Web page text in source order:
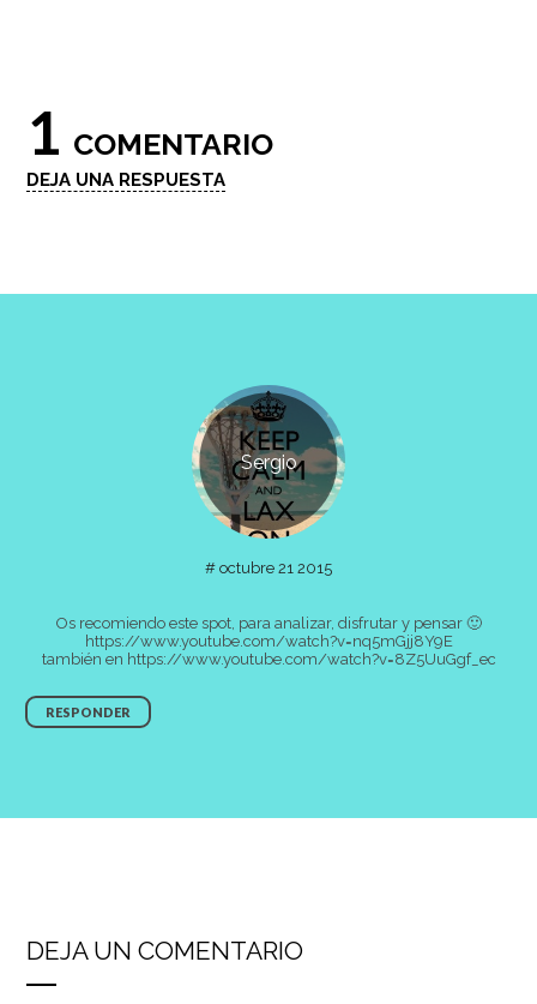
1 COMENTARIO
DEJA UNA RESPUESTA
Sergio
# octubre 21 2015
Os recomiendo este spot, para analizar, disfrutar y pensar 🙂
https://www.youtube.com/watch?v=nq5mGjj8Y9E
también en https://www.youtube.com/watch?v=8Z5UuGgf_ec
RESPONDER
DEJA UN COMENTARIO